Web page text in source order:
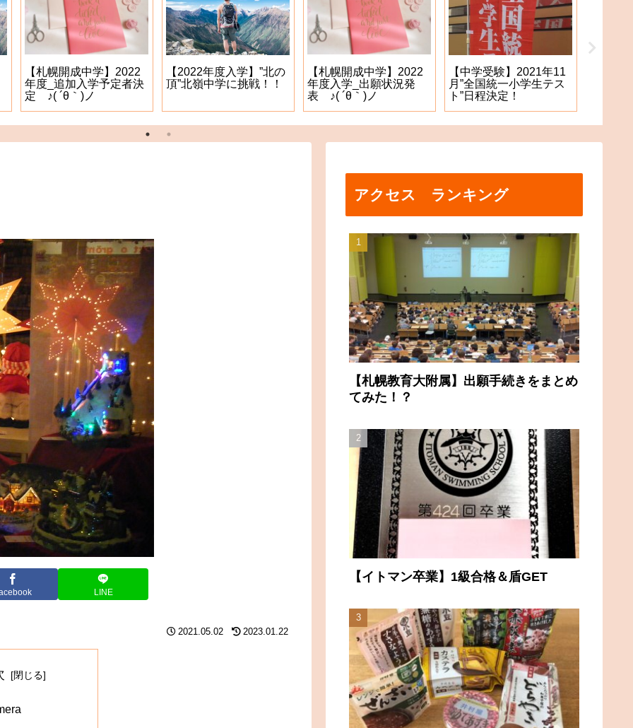
【札幌開成中学】2022
年度_追加入学予定者決
定 ♪( ´θ｀)ノ
【2022年度入学】”北の
頂”北嶺中学に挑戦！！
【札幌開成中学】2022
年度入学_出願状況発
表 ♪( ´θ｀)ノ
【中学受験】2021年11
月”全国統一小学生テス
ト”日程決定！
LINE
2021.05.02 2023.01.22
アクセス ランキング
【札幌教育大附属】出願手続きをまとめ
てみた！？
【イトマン卒業】1級合格＆盾GET